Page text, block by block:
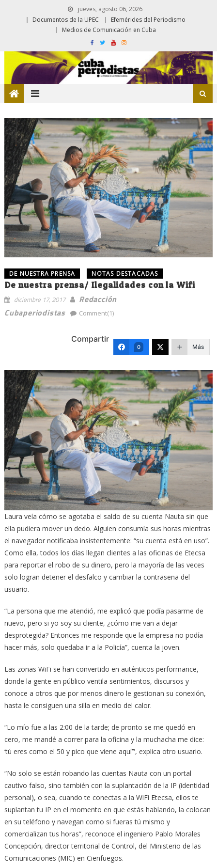
jueves, agosto 06, 2026
Documentos de la UPEC
Efemérides del Periodismo
Medios de Comunicación en Cuba
DE NUESTRA PRENSA NOTAS DESTACADAS
De nuestra prensa/ Ilegalidades con la Wifi
diciembre 17, 2017
Redacción
Cubaperiodistas
Comment(1)
Compartir
0 Más
Laura veía cómo se agotaba el saldo de su cuenta Nauta sin que
ella pudiera mover un dedo. Alguien consumía sus horas mientras
el navegador notificaba insistentemente: “su cuenta está en uso”.
Como ella, todos los días llegan clientes a las oficinas de Etecsa
para reportar el robo de su dinero, pero la mayoría de las veces
solo logran detener el desfalco y cambiar la contraseña del
usuario.
“La persona que me atendió, me explicó que podía pasarme de
nuevo, pero si yo soy su cliente, ¿cómo me van a dejar
desprotegida? Entonces me responde que la empresa no podía
hacer más, solo quedaba ir a la Policía”, cuenta la joven.
Las zonas WiFi se han convertido en auténticos performance,
donde la gente en público ventila sentimientos, discursos y
conoce a otros que por menos dinero le gestionan su conexión,
hasta le consiguen una silla en medio del calor.
“Lo mío fue a las 2:00 de la tarde; de pronto se me quedó en
cero, me mandé a correr para la oficina y la muchacha me dice:
‘tú eres como el 50 y pico que viene aquí’”, explica otro usuario.
“No solo se están robando las cuentas Nauta con un portal
cautivo falso, sino también con la suplantación de la IP (identidad
personal), o sea, cuando te conectas a la WiFi Etecsa, ellos te
suplantan tu IP en el momento en que estás hablando, la colocan
en su teléfono y navegan como si fueras tú mismo y
comercializan tus horas”, reconoce el ingeniero Pablo Morales
Concepción, director territorial de Control, del Ministerio de las
Comunicaciones (MIC) en Cienfuegos.